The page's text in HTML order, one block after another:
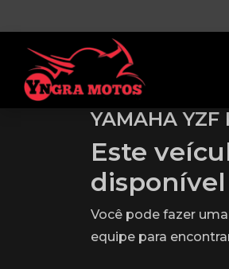
YAMAHA YZF
Este
Você pode fazer
equipe para